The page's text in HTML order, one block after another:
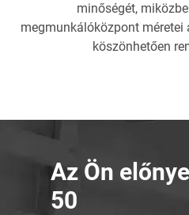
minőségét,
megmunkálóközpont
köszönhetően
Az Ön
50